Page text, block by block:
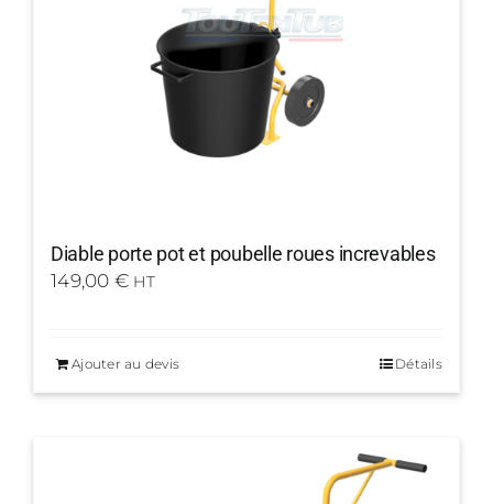
Diable porte pot et poubelle roues increvables
149,00 € HT
Ajouter au devis Détails